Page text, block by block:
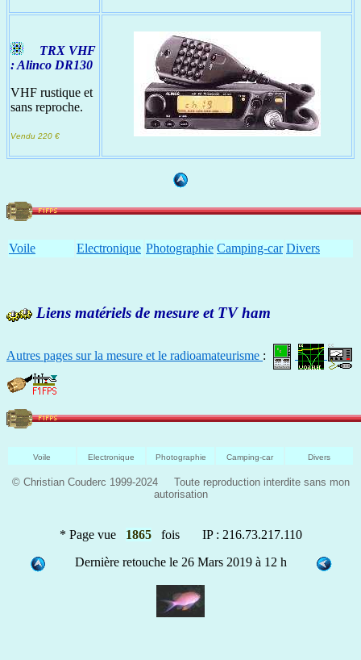
TRX VHF
: Alinco DR130
VHF rustique et
sans reproche.
Vendu 220 €
Voile Electronique Photographie Camping-car Divers
Liens matériels de mesure et TV ham
Autres pages sur la mesure et le radioamateurisme :
Voile Electronique Photographie Camping-car Divers
© Christian Couderc 1999-2024 Toute reproduction interdite sans mon
autorisation
* Page vue 1865fois IP : 216.73.217.110
Dernière retouche le 26 Mars 2019 à 12 h